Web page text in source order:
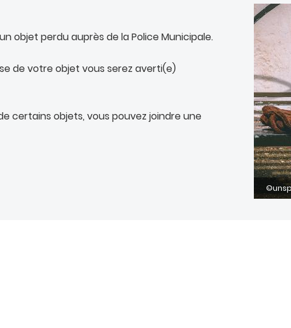
objet perdu auprès de la Police Municipale.
de votre objet vous serez averti(e)
certains objets, vous pouvez joindre une